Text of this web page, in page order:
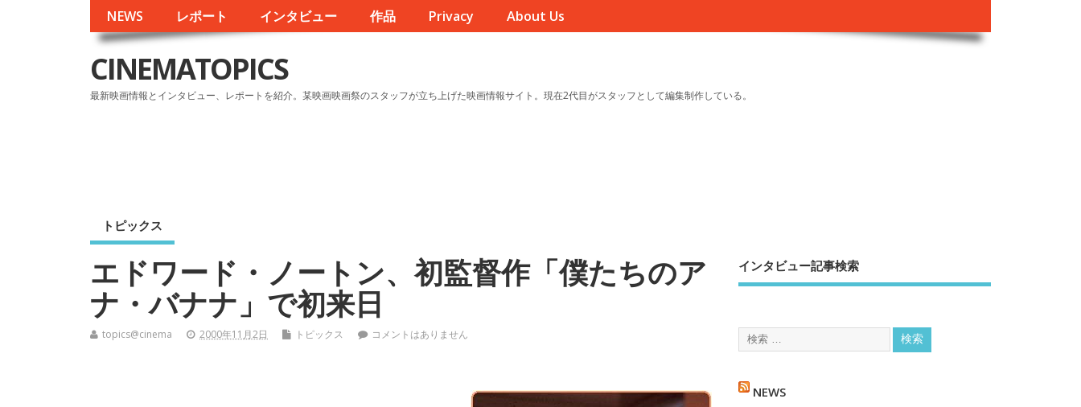
NEWS レポート インタビュー 作品 Privacy About Us
CINEMATOPICS
最新映画情報とインタビュー、レポートを紹介。某映画映画祭のスタッフが立ち上げた映画情報サイト。現在2代目がスタッフとして編集制作している。
トピックス
エドワード・ノートン、初監督作「僕たちのア
ナ・バナナ」で初来日
topics@cinema 2000年11月2日 トピックス コメントはありません
インタビュー記事検索
NEWS